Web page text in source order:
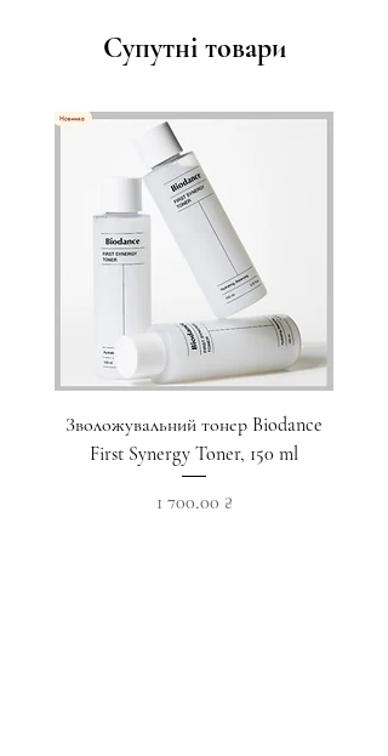
Супутні товари
Зволожувальний тонер Biodance
First Synergy Toner, 150 ml
Ціна
1 700,00 ₴